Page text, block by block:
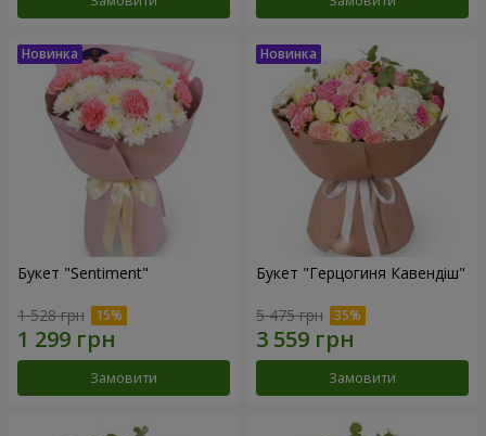
Букет "Sentiment"
1 528 грн
Замовити
Букет "Герцогиня Кавендіш"
5 475 грн
Замовити